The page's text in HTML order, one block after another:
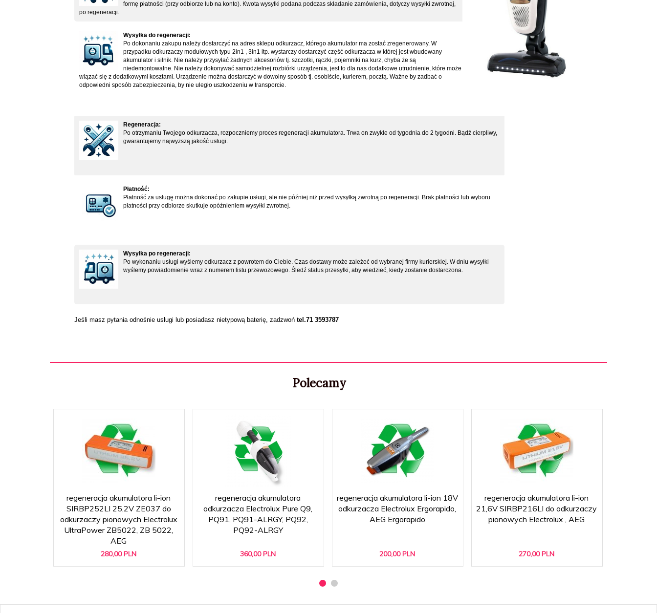
formę płatności (przy odbiorze lub na konto). Kwota wysyłki podana podczas składanie zamówienia, dotyczy wysyłki zwrotnej,
po regeneracji.
Wysyłka do regeneracji:
Po dokonaniu zakupu należy dostarczyć na adres sklepu odkurzacz, którego akumulator ma zostać zregenerowany. W
przypadku odkurzaczy modułowych typu 2in1 , 3in1 itp. wystarczy dostarczyć część odkurzacza w której jest wbudowany
akumulator i silnik. Nie należy przysyłać żadnych akcesoriów tj. szczotki, rączki, pojemniki na kurz, chyba że są
niedemontowalne. Nie należy dokonywać samodzielnej rozbiórki urządzenia, jest to dla nas dodatkowe utrudnienie, które może
wiązać się z dodatkowymi kosztami. Urządzenie można dostarczyć w dowolny sposób tj. osobiście, kurierem, pocztą. Ważne by zadbać o
odpowiedni sposób zabezpieczenia, by nie uległo uszkodzeniu w transporcie.
Regeneracja:
Po otrzymaniu Twojego odkurzacza, rozpoczniemy proces regeneracji akumulatora. Trwa on zwykle od tygodnia do 2 tygodni. Bądź cierpliwy,
gwarantujemy najwyższą jakość usługi.
Płatność:
Płatność za usługę można dokonać po zakupie usługi, ale nie później niż przed wysyłką zwrotną po regeneracji. Brak płatności lub wyboru
płatności przy odbiorze skutkuje opóźnieniem wysyłki zwrotnej.
Wysyłka po regeneracji:
Po wykonaniu usługi wyślemy odkurzacz z powrotem do Ciebie. Czas dostawy może zależeć od wybranej firmy kurierskiej. W dniu wysyłki
wyślemy powiadomienie wraz z numerem listu przewozowego. Śledź status przesyłki, aby wiedzieć, kiedy zostanie dostarczona.
Jeśli masz pytania odnośnie usługi lub posiadasz nietypową baterię, zadzwoń tel.71 3593787
Polecamy
regeneracja akumulatora li-ion
SIRBP252LI 25,2V ZE037 do
odkurzaczy pionowych Electrolux
UltraPower ZB5022, ZB 5022,
AEG
280,00 PLN
regeneracja akumulatora
odkurzacza Electrolux Pure Q9,
PQ91, PQ91-ALRGY, PQ92,
PQ92-ALRGY
360,00 PLN
regeneracja akumulatora li-ion 18V
odkurzacza Electrolux Ergorapido,
AEG Ergorapido
200,00 PLN
regeneracja akumulatora li-ion
21,6V SIRBP216LI do odkurzaczy
pionowych Electrolux , AEG
270,00 PLN